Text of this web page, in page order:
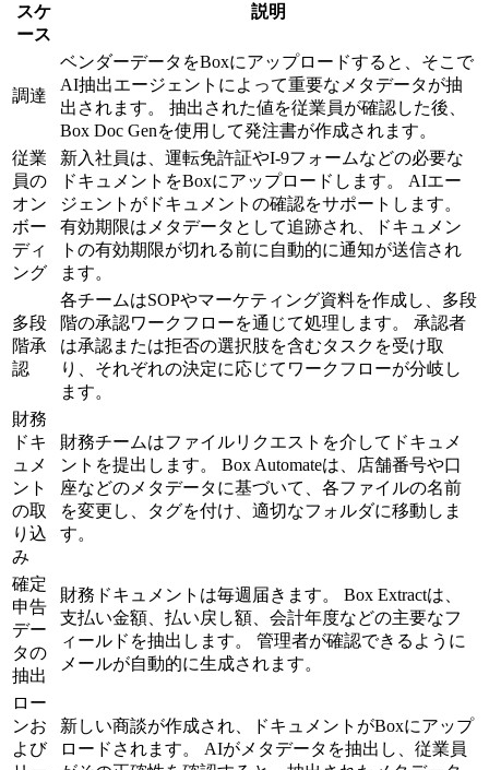
スケ
ース
説明
調達
ベンダーデータをBoxにアップロードすると、そこで
AI抽出エージェントによって重要なメタデータが抽
出されます。 抽出された値を従業員が確認した後、
Box Doc Genを使用して発注書が作成されます。
従業
員の
オン
ボー
ディ
ング
新入社員は、運転免許証やI-9フォームなどの必要な
ドキュメントをBoxにアップロードします。 AIエー
ジェントがドキュメントの確認をサポートします。
有効期限はメタデータとして追跡され、ドキュメン
トの有効期限が切れる前に自動的に通知が送信され
ます。
多段
階承
認
各チームはSOPやマーケティング資料を作成し、多段
階の承認ワークフローを通じて処理します。 承認者
は承認または拒否の選択肢を含むタスクを受け取
り、それぞれの決定に応じてワークフローが分岐し
ます。
財務
ドキ
ュメ
ント
の取
り込
み
財務チームはファイルリクエストを介してドキュメ
ントを提出します。 Box Automateは、店舗番号や口
座などのメタデータに基づいて、各ファイルの名前
を変更し、タグを付け、適切なフォルダに移動しま
す。
確定
申告
デー
タの
抽出
財務ドキュメントは毎週届きます。 Box Extractは、
支払い金額、払い戻し額、会計年度などの主要なフ
ィールドを抽出します。 管理者が確認できるように
メールが自動的に生成されます。
ロー
ンお
よび
新しい商談が作成され、ドキュメントがBoxにアップ
ロードされます。 AIがメタデータを抽出し、従業員